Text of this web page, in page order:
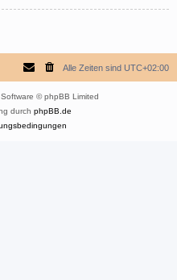
Alle Zeiten sind UTC+02:00
© phpBB Limited
durch phpBB.de